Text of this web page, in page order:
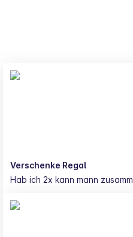
Verschenke Regal
Hab ich 2x kann mann